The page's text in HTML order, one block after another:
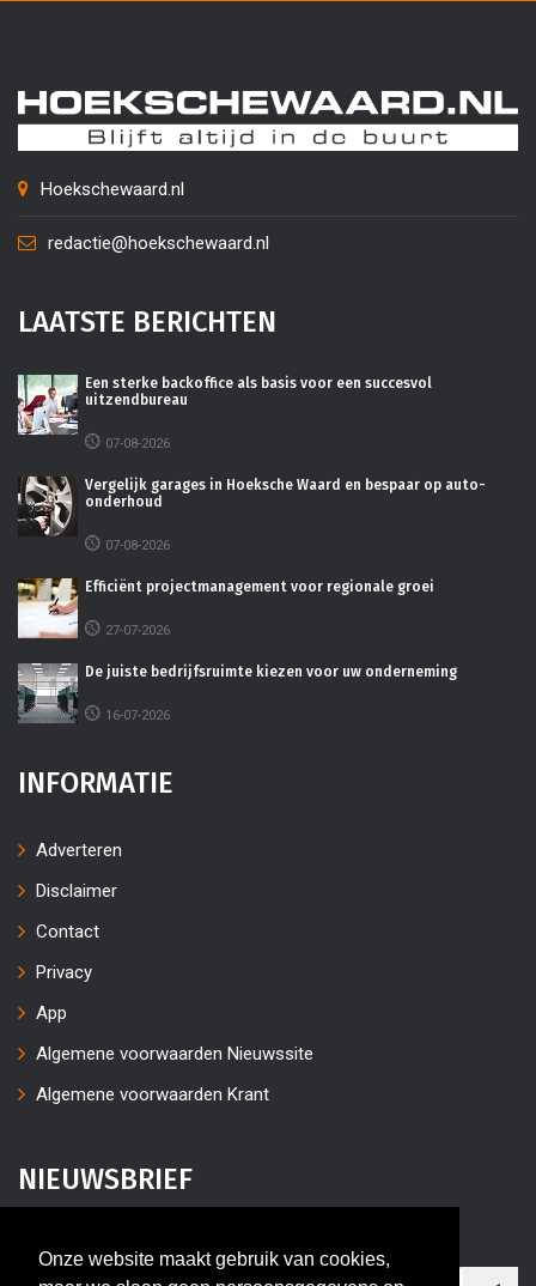
Onze website maakt gebruik van cookies,
Hoekschewaard.nl
redactie@hoekschewaard.nl
LAATSTE BERICHTEN
Een sterke backoffice als basis voor een succesvol
uitzendbureau
07-08-2026
Vergelijk garages in Hoeksche Waard en bespaar op auto-
onderhoud
07-08-2026
Efficiënt projectmanagement voor regionale groei
27-07-2026
De juiste bedrijfsruimte kiezen voor uw onderneming
16-07-2026
INFORMATIE
Adverteren
Disclaimer
Contact
Privacy
App
Algemene voorwaarden Nieuwssite
Algemene voorwaarden Krant
NIEUWSBRIEF